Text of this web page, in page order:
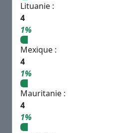
Lituanie :
4
1%
Mexique :
4
1%
Mauritanie :
4
1%